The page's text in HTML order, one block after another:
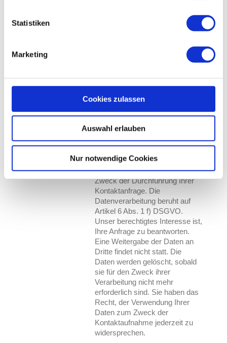
Statistiken
Marketing
Cookies zulassen
Auswahl erlauben
Nur notwendige Cookies
Nachricht:
Captcha (Spam-Schutz-Code): *
↺
* Wir erheben Ihre Daten zum
Zweck der Durchführung Ihrer
Kontaktanfrage. Die
Datenverarbeitung beruht auf
Artikel 6 Abs. 1 f) DSGVO.
Unser berechtigtes Interesse ist,
Ihre Anfrage zu beantworten.
Eine Weitergabe der Daten an
Dritte findet nicht statt. Die
Daten werden gelöscht, sobald
sie für den Zweck ihrer
Verarbeitung nicht mehr
erforderlich sind. Sie haben das
Recht, der Verwendung Ihrer
Daten zum Zweck der
Kontaktaufnahme jederzeit zu
widersprechen.